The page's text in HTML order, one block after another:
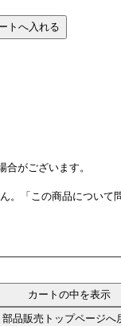
がございます。
。「この商品について